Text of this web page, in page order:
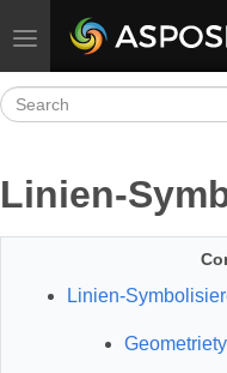
Toggle navigation
Linien-
Linien-